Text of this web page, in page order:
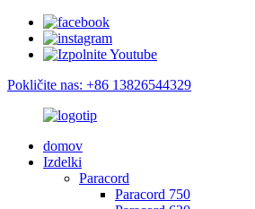
Pokličite nas: +86 13826544329
domov
Izdelki
Paracord
Paracord 750